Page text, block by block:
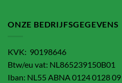
ONZE BEDRIJFSGEGEVENS
KVK: 90198646
Btw/eu vat: NL865239150B01
Iban: NL55 ABNA 0124 0128 09